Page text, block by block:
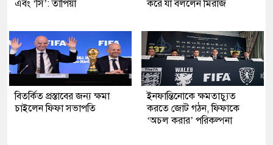
এবং ‘সি’: তাপিয়া
করে যা বললেন মিরাজ
বিতর্কিত প্রস্তাবের জন্য ক্ষমা
চাইলেন ফিফা সভাপতি
ইনফান্তিনোকে ক্ষমতাচ্যুত
করতে জোট গঠন, ফিফাকে
‘অচল করার’ পরিকল্পনা